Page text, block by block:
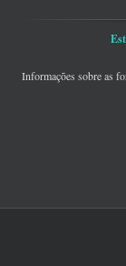
Informações sobre as